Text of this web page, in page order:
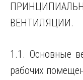
ВЕНТИЛЯЦИИ.
1.1. Основные
рабочих